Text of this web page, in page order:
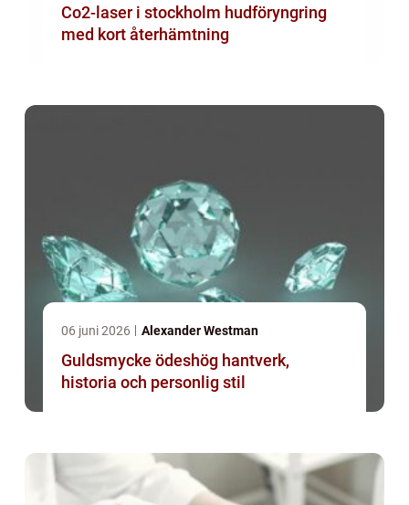
Co2-laser i stockholm hudföryngring
med kort återhämtning
06 juni 2026 Alexander Westman
Guldsmycke ödeshög hantverk,
historia och personlig stil